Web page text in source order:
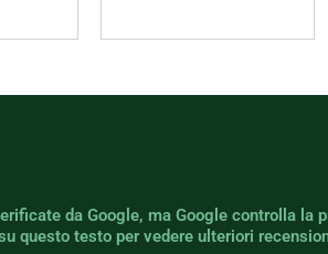
da Google, ma Google controlla
questo testo per vedere ulteriori